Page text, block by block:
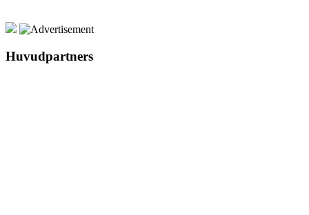
Huvudpartners